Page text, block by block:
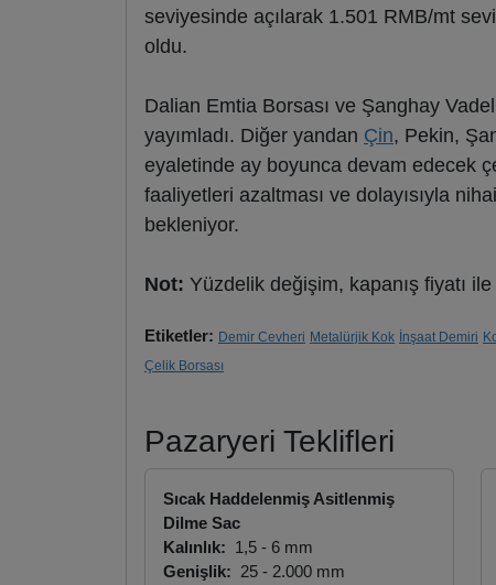
seviyesinde açılarak 1.501 RMB/mt
oldu.
Dalian Emtia Borsası ve Şanghay
yayımladı. Diğer yandan Çin, Pekin,
eyaletinde ay boyunca devam edecek
faaliyetleri azaltması ve dolayısıyla
bekleniyor.
Not: Yüzdelik değişim, kapanış fiyatı
Etiketler: Demir Cevheri Metalürjik Kok İnşaat Demiri
Çelik Borsası
Pazaryeri Teklifleri
Sıcak Haddelenmiş Asitlenmiş
Dilme Sac
Kalınlık: 1,5 - 6 mm
Genişlik: 25 - 2.000 mm